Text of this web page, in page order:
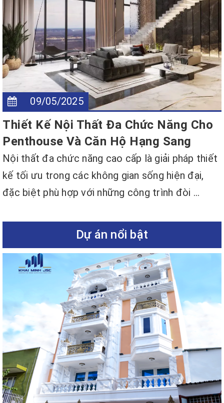
09/05/2025
Thiết Kế Nội Thất Đa Chức Năng Cho
Penthouse Và Căn Hộ Hạng Sang
Nội thất đa chức năng cao cấp là giải pháp thiết
kế tối ưu trong các không gian sống hiện đại,
đặc biệt phù hợp với những công trình đòi ...
Dự án nổi bật